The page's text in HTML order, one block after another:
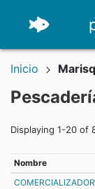
Inicio
Displaying 1-20 of
Nombre